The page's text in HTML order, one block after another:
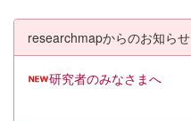
researchmapからのお知らせ
研究者のみなさまへ